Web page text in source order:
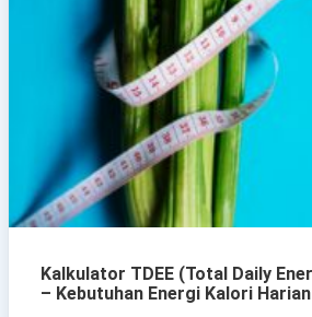
Kalkulator TDEE (Total Daily
– Kebutuhan Energi Kalori Harian